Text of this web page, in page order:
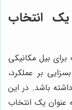
یک انتخاب
بیل مکانیکی
بر عملکرد،
باشد. در این
عنوان یک انتخاب